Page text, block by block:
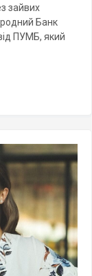
зайвих
Банк
ПУМБ, який